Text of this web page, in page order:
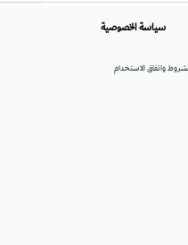
واتفاق الاستخدام
سياسة الخصوصية